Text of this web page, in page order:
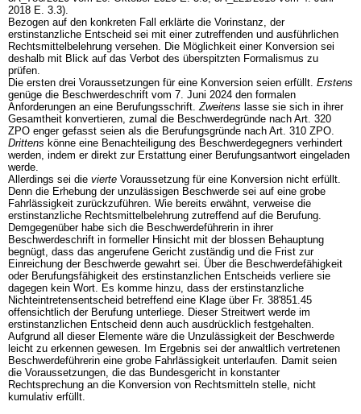
2018 E. 3.3).
Bezogen auf den konkreten Fall erklärte die Vorinstanz, der
erstinstanzliche Entscheid sei mit einer zutreffenden und ausführlichen
Rechtsmittelbelehrung versehen. Die Möglichkeit einer Konversion sei
deshalb mit Blick auf das Verbot des überspitzten Formalismus zu
prüfen.
Die ersten drei Voraussetzungen für eine Konversion seien erfüllt. Erstens
genüge die Beschwerdeschrift vom 7. Juni 2024 den formalen
Anforderungen an eine Berufungsschrift.Zweitens lasse sie sich in ihrer
Gesamtheit konvertieren, zumal die Beschwerdegründe nach Art. 320
ZPO enger gefasst seien als die Berufungsgründe nach Art. 310 ZPO.
Drittens könne eine Benachteiligung des Beschwerdegegners verhindert
werden, indem er direkt zur Erstattung einer Berufungsantwort eingeladen
werde.
Allerdings sei die vierte Voraussetzung für eine Konversion nicht erfüllt.
Denn die Erhebung der unzulässigen Beschwerde sei auf eine grobe
Fahrlässigkeit zurückzuführen. Wie bereits erwähnt, verweise die
erstinstanzliche Rechtsmittelbelehrung zutreffend auf die Berufung.
Demgegenüber habe sich die Beschwerdeführerin in ihrer
Beschwerdeschrift in formeller Hinsicht mit der blossen Behauptung
begnügt, dass das angerufene Gericht zuständig und die Frist zur
Einreichung der Beschwerde gewahrt sei. Über die Beschwerdefähigkeit
oder Berufungsfähigkeit des erstinstanzlichen Entscheids verliere sie
dagegen kein Wort. Es komme hinzu, dass der erstinstanzliche
Nichteintretensentscheid betreffend eine Klage über Fr. 38'851.45
offensichtlich der Berufung unterliege. Dieser Streitwert werde im
erstinstanzlichen Entscheid denn auch ausdrücklich festgehalten.
Aufgrund all dieser Elemente wäre die Unzulässigkeit der Beschwerde
leicht zu erkennen gewesen. Im Ergebnis sei der anwaltlich vertretenen
Beschwerdeführerin eine grobe Fahrlässigkeit unterlaufen. Damit seien
die Voraussetzungen, die das Bundesgericht in konstanter
Rechtsprechung an die Konversion von Rechtsmitteln stelle, nicht
kumulativ erfüllt.